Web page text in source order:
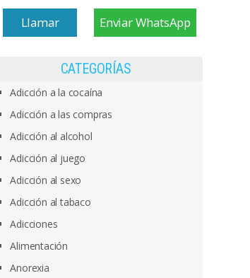
Llamar Enviar WhatsApp
CATEGORÍAS
Adicción a la cocaína
Adicción a las compras
Adicción al alcohol
Adicción al juego
Adicción al sexo
Adicción al tabaco
Adicciones
Alimentación
Anorexia